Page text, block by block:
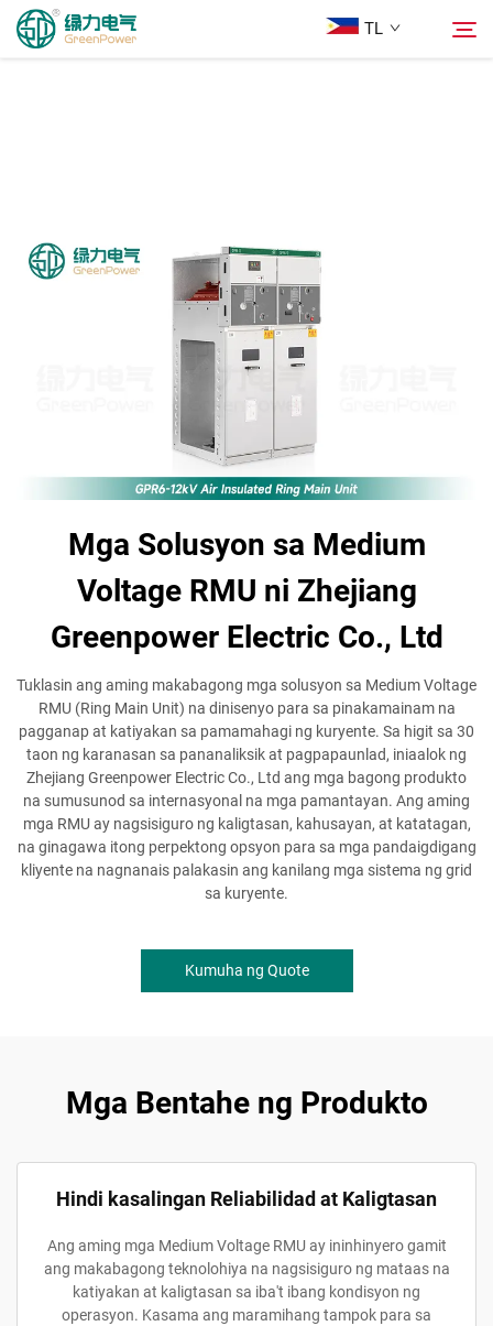
TL
Tungkol Sa Amin
Makipag-ugnayan sa Amin
Mga Solusyon sa Medium
Voltage RMU ni Zhejiang
Greenpower Electric Co., Ltd
Tuklasin ang aming makabagong mga solusyon sa Medium Voltage
RMU (Ring Main Unit) na dinisenyo para sa pinakamainam na
pagganap at katiyakan sa pamamahagi ng kuryente. Sa higit sa 30
taon ng karanasan sa pananaliksik at pagpapaunlad, iniaalok ng
Zhejiang Greenpower Electric Co., Ltd ang mga bagong produkto
na sumusunod sa internasyonal na mga pamantayan. Ang aming
mga RMU ay nagsisiguro ng kaligtasan, kahusayan, at katatagan,
na ginagawa itong perpektong opsyon para sa mga pandaigdigang
kliyente na nagnanais palakasin ang kanilang mga sistema ng grid
sa kuryente.
Kumuha ng Quote
Mga Bentahe ng Produkto
Hindi kasalingan Reliabilidad at Kaligtasan
Ang aming mga Medium Voltage RMU ay ininhinyero gamit
ang makabagong teknolohiya na nagsisiguro ng mataas na
katiyakan at kaligtasan sa iba't ibang kondisyon ng
operasyon. Kasama ang maramihang tampok para sa